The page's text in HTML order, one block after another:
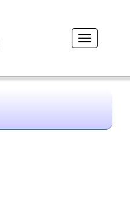
Desplegar
navegación